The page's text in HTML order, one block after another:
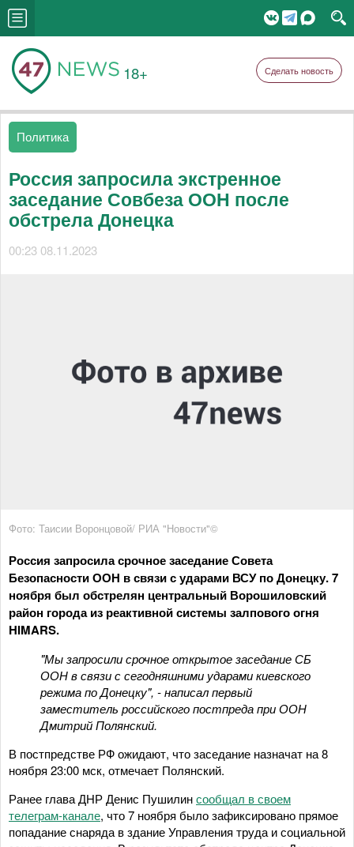
18+ Сделать новость
Политика
Россия запросила экстренное
заседание Совбеза ООН после
обстрела Донецка
00:23 08.11.2023
Фото: Таисии Воронцовой/ РИА "Новости"©
Россия запросила срочное заседание Совета
Безопасности ООН в связи с ударами ВСУ по Донецку. 7
ноября был обстрелян центральный Ворошиловский
район города из реактивной системы залпового огня
HIMARS.
"Мы запросили срочное открытое заседание СБ
ООН в связи с сегодняшними ударами киевского
режима по Донецку", - написал первый
заместитель российского постпреда при ООН
Дмитрий Полянский.
В постпредстве РФ ожидают, что заседание назначат на 8
ноября 23:00 мск, отмечает Полянский.
Ранее глава ДНР Денис Пушилинсообщал в своем
телеграм-канале, что 7 ноября было зафиксировано прямое
попадание снаряда в здание Управления труда и социальной